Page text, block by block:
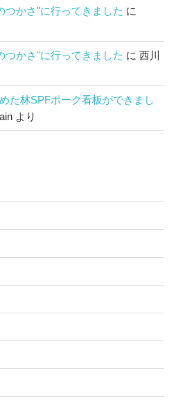
つかさ"に行ってきました に
つかさ"に行ってきました に 西川
た林SPFポーク看板ができまし
より